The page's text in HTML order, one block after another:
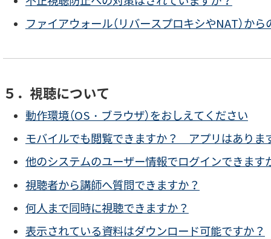
ファイアウォール（リバースプロキシやNAT）か
５．視聴について
動作環境（OS・ブラウザ）をおしえてください
モバイルでも閲覧できますか？ アプリはありま
他のシステムのユーザー情報でログインできます
視聴者から講師へ質問できますか？
何人まで同時に視聴できますか？
表示されている資料はダウンロード可能ですか？